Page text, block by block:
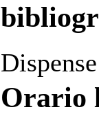
Dispense
Orario